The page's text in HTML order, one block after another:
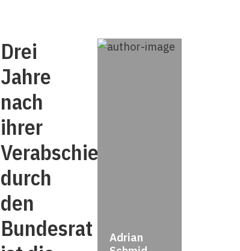
Drei
Jahre
nach
ihrer
Verabschiedung
durch
den
Bundesrat
Adrian